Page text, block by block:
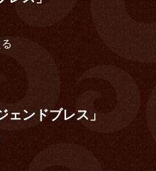
ェンドブレス」